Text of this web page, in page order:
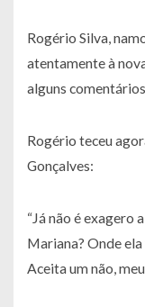
Rogério Silva,
atentamente à
alguns
Rogério teceu
Gonçalves:
“Já não é exagero
Mariana? Onde
Aceita um não,